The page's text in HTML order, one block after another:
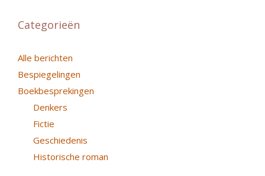
Categorieën
Alle berichten
Bespiegelingen
Boekbesprekingen
Denkers
Fictie
Geschiedenis
Historische roman